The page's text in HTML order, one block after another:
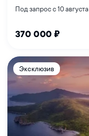
Под запрос с 10
370 000 ₽
Эксклюзив